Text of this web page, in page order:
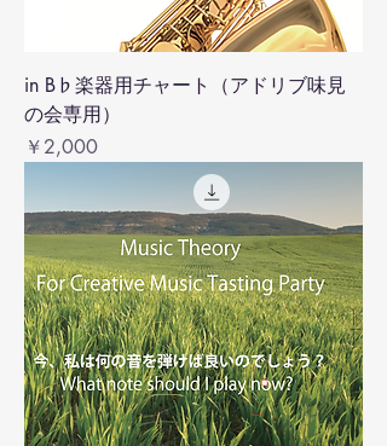
in B♭楽器用チャート（アドリブ味見
の会専用）
価格
￥2,000